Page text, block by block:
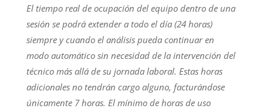
El tiempo real de ocupación del equipo dentro de una
sesión se podrá extender a todo el día (24 horas)
siempre y cuando el análisis pueda continuar en
modo automático sin necesidad de la intervención del
técnico más allá de su jornada laboral. Estas horas
adicionales no tendrán cargo alguno, facturándose
únicamente 7 horas. El mínimo de horas de uso